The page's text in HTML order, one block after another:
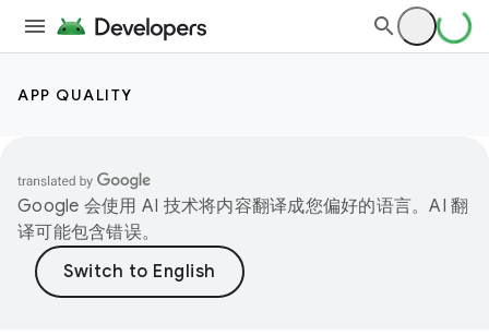
APP QUALITY
Google 会使用 AI 技术将内容翻译成您偏好的语言。AI 翻
译可能包含错误。